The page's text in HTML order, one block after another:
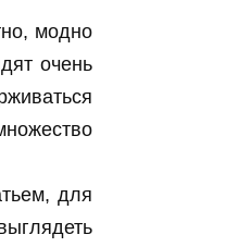
модно
очень
для